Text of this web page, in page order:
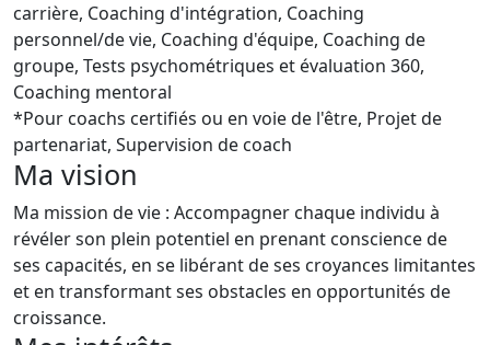
carrière, Coaching d'intégration, Coaching
personnel/de vie, Coaching d'équipe, Coaching de
groupe, Tests psychométriques et évaluation 360,
Coaching mentoral
*Pour coachs certifiés ou en voie de l'être, Projet de
partenariat, Supervision de coach
Ma vision
Ma mission de vie : Accompagner chaque individu à
révéler son plein potentiel en prenant conscience de
ses capacités, en se libérant de ses croyances limitantes
et en transformant ses obstacles en opportunités de
croissance.